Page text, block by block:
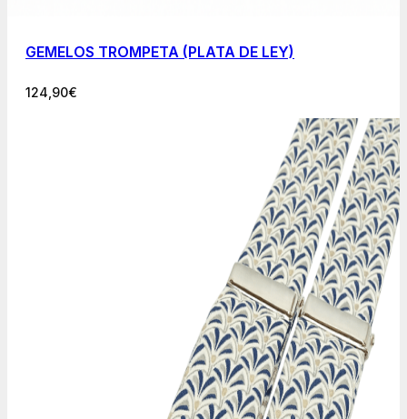
GEMELOS TROMPETA (PLATA DE LEY)
124,90€